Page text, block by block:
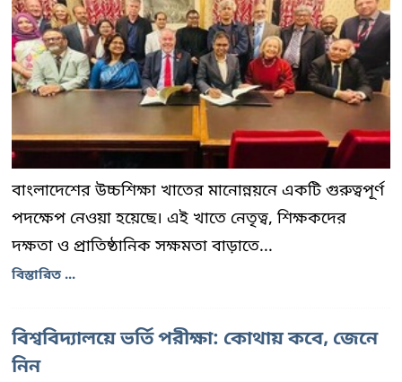
বাংলাদেশের উচ্চশিক্ষা খাতের মানোন্নয়নে একটি গুরুত্বপূর্ণ
পদক্ষেপ নেওয়া হয়েছে। এই খাতে নেতৃত্ব, শিক্ষকদের
দক্ষতা ও প্রাতিষ্ঠানিক সক্ষমতা বাড়াতে...
বিস্তারিত ...
বিশ্ববিদ্যালয়ে ভর্তি পরীক্ষা: কোথায় কবে, জেনে
নিন